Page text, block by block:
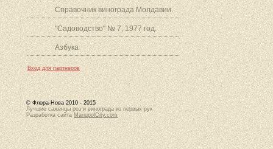
Справочник винограда Молдавии.
"Садоводство" № 7, 1977 год.
Азбука
Вход для партнеров
© Флора-Нова 2010 - 2015
Лучшие саженцы роз и винограда из первых рук
Разработка сайта MariupolCity.com